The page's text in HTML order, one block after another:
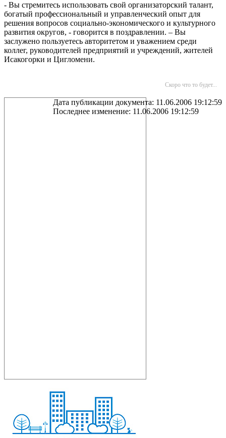
- Вы стремитесь использовать свой организаторский талант,
богатый профессиональный и управленческий опыт для
решения вопросов социально-экономического и культурного
развития округов, - говорится в поздравлении. – Вы
заслужено пользуетесь авторитетом и уважением среди
коллег, руководителей предприятий и учреждений, жителей
Исакогорки и Цигломени.
Скоро что то будет...
Дата публикации документа: 11.06.2006 19:12:59
Последнее изменение: 11.06.2006 19:12:59